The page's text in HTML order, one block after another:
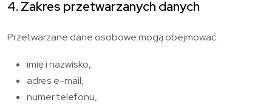
4. Zakres przetwarzanych danych
Przetwarzane dane osobowe mogą obejmować:
imię i nazwisko,
adres e-mail,
numer telefonu,